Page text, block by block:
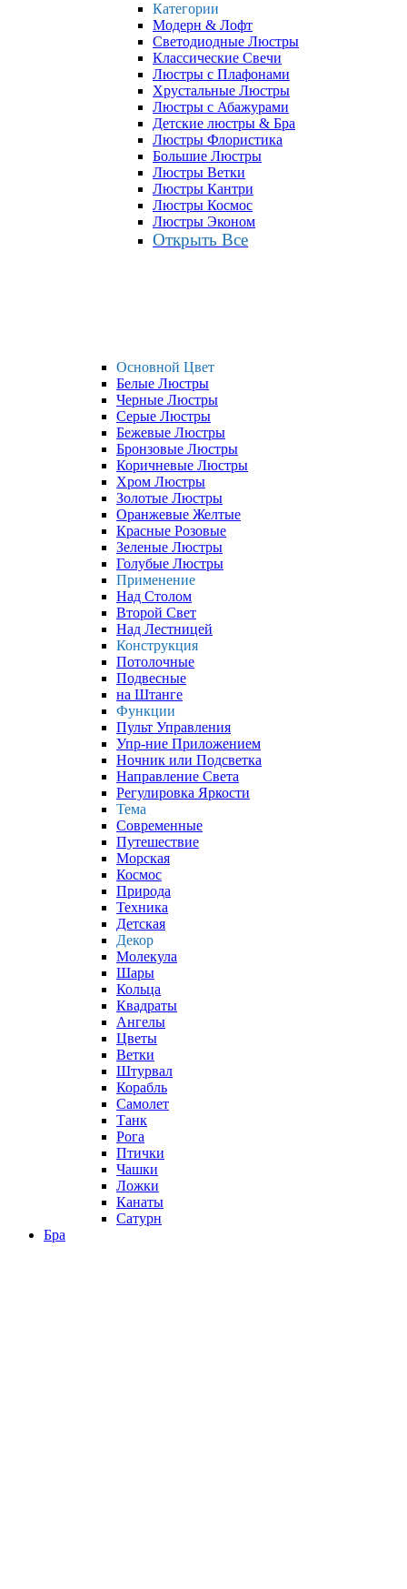
Категории
Модерн & Лофт
Светодиодные Люстры
Классические Свечи
Люстры с Плафонами
Хрустальные Люстры
Люстры с Абажурами
Детские люстры & Бра
Люстры Флористика
Большие Люстры
Люстры Ветки
Люстры Кантри
Люстры Космос
Люстры Эконом
Открыть Все
Основной Цвет
Белые Люстры
Черные Люстры
Серые Люстры
Бежевые Люстры
Бронзовые Люстры
Коричневые Люстры
Хром Люстры
Золотые Люстры
Оранжевые Желтые
Красные Розовые
Зеленые Люстры
Голубые Люстры
Применение
Над Столом
Второй Свет
Над Лестницей
Конструкция
Потолочные
Подвесные
на Штанге
Функции
Пульт Управления
Упр-ние Приложением
Ночник или Подсветка
Направление Света
Регулировка Яркости
Тема
Современные
Путешествие
Морская
Космос
Природа
Техника
Детская
Декор
Молекула
Шары
Кольца
Квадраты
Ангелы
Цветы
Ветки
Штурвал
Корабль
Самолет
Танк
Рога
Птички
Чашки
Ложки
Канаты
Сатурн
Бра